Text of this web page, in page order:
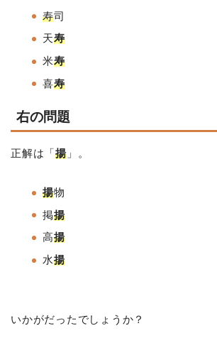
寿司
天寿
米寿
喜寿
右の問題
正解は「揚」。
揚物
掲揚
高揚
水揚
いかがだったでしょうか？